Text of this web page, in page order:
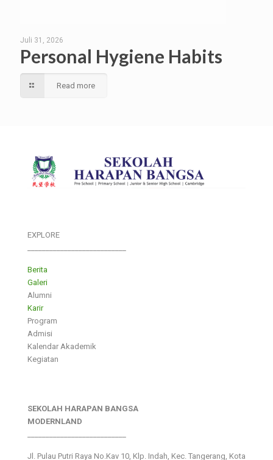
Juli 31, 2026
Personal Hygiene Habits
Read more
EXPLORE
Berita
Galeri
Alumni
Karir
Program
Admisi
Kalendar Akademik
Kegiatan
SEKOLAH HARAPAN BANGSA
MODERNLAND
Jl. Pulau Putri Raya No.Kav 10, Klp. Indah, Kec. Tangerang, Kota